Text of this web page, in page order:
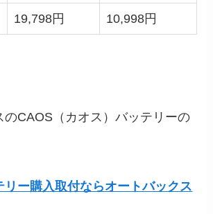
19,798円 10,998円
のCAOS（カオス）バッテリーの
リー購入取付ならオートバックス